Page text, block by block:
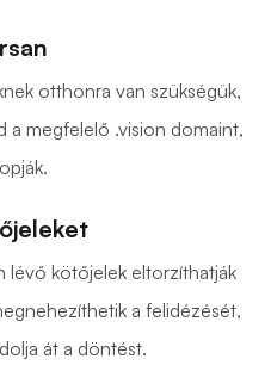
otthonra van szükségük,
a megfelelő .vision domaint,
lévő kötőjelek eltorzíthatják
a felidézését,
át a döntést.